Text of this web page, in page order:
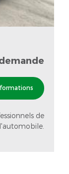
de
l'automobile.